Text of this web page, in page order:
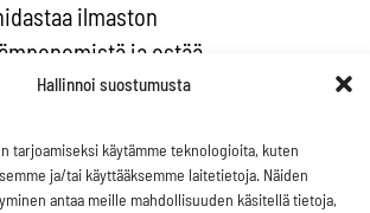
Hallinnoi suostumusta
tarjoamiseksi käytämme teknologioita, kuten
ja/tai käyttääksemme laitetietoja. Näiden
antaa meille mahdollisuuden käsitellä tietoja,
ilmaston
ja estää
biodiversiteetin tuhon.
1,5